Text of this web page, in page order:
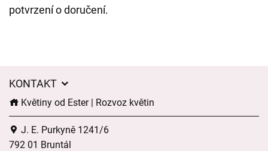
potvrzení o doručení.
KONTAKT
Květiny od Ester | Rozvoz květin
J. E. Purkyně 1241/6
792 01 Bruntál